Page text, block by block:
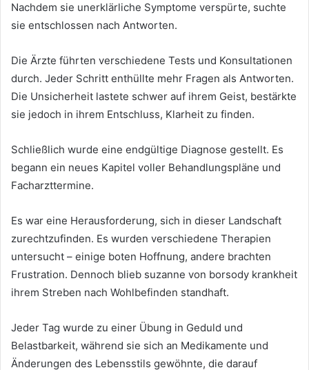
Nachdem sie unerklärliche Symptome verspürte, suchte
sie entschlossen nach Antworten.
Die Ärzte führten verschiedene Tests und Konsultationen
durch. Jeder Schritt enthüllte mehr Fragen als Antworten.
Die Unsicherheit lastete schwer auf ihrem Geist, bestärkte
sie jedoch in ihrem Entschluss, Klarheit zu finden.
Schließlich wurde eine endgültige Diagnose gestellt. Es
begann ein neues Kapitel voller Behandlungspläne und
Facharzttermine.
Es war eine Herausforderung, sich in dieser Landschaft
zurechtzufinden. Es wurden verschiedene Therapien
untersucht – einige boten Hoffnung, andere brachten
Frustration. Dennoch blieb suzanne von borsody krankheit
ihrem Streben nach Wohlbefinden standhaft.
Jeder Tag wurde zu einer Übung in Geduld und
Belastbarkeit, während sie sich an Medikamente und
Änderungen des Lebensstils gewöhnte, die darauf